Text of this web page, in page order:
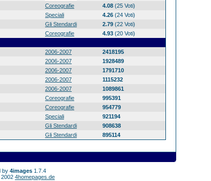
Coreografie 4.08 (25 Voti)
Speciali 4.26 (24 Voti)
Gli Stendardi 2.79 (22 Voti)
Coreografie 4.93 (20 Voti)
2006-2007
2418195
2006-2007
1928489
2006-2007
1791710
2006-2007
1115232
2006-2007
1089861
Coreografie
995391
Coreografie
954779
Speciali
921194
Gli Stendardi
908638
Gli Stendardi 895114
by 4images 1.7.4
4homepages.de